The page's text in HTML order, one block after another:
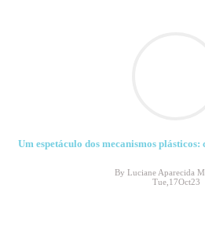
Um espetáculo dos mecanismos
By Luciane Aparecida
Tue,17Oct23